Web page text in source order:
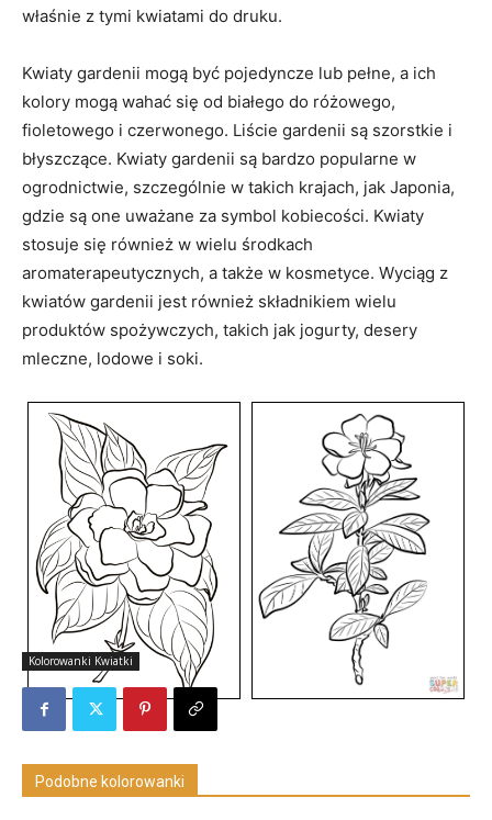
właśnie z tymi kwiatami do druku.
Kwiaty gardenii mogą być pojedyncze lub pełne, a ich
kolory mogą wahać się od białego do różowego,
fioletowego i czerwonego. Liście gardenii są szorstkie i
błyszczące. Kwiaty gardenii są bardzo popularne w
ogrodnictwie, szczególnie w takich krajach, jak Japonia,
gdzie są one uważane za symbol kobiecości. Kwiaty
stosuje się również w wielu środkach
aromaterapeutycznych, a także w kosmetyce. Wyciąg z
kwiatów gardenii jest również składnikiem wielu
produktów spożywczych, takich jak jogurty, desery
mleczne, lodowe i soki.
Kolorowanki Kwiatki
Podobne kolorowanki